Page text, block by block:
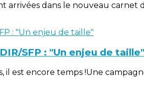
arrivées dans le nouveau carnet
SFP : "Un enjeu de taille"
est encore temps !Une